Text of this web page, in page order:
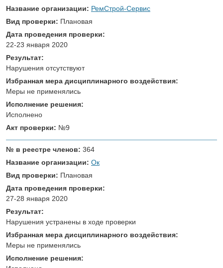
Название организации: РемСтрой-Сервис
Вид проверки: Плановая
Дата проведения проверки:
22-23 января 2020
Результат:
Нарушения отсутствуют
Избранная мера дисциплинарного воздействия:
Меры не применялись
Исполнение решения:
Исполнено
Акт проверки: №9
№ в реестре членов: 364
Название организации: Ок
Вид проверки: Плановая
Дата проведения проверки:
27-28 января 2020
Результат:
Нарушения устранены в ходе проверки
Избранная мера дисциплинарного воздействия:
Меры не применялись
Исполнение решения: